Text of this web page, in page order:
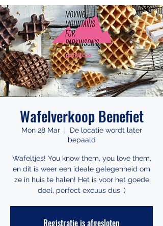
Wafelverkoop Benefiet
Mon 28 Mar
  |
De locatie wordt later
bepaald
Wafeltjes! You know them, you love them,
en dit is weer een ideale gelegenheid om
ze in huis te halen! Het is voor het goede
doel, perfect excuus dus ;)
Registratie is afgesloten